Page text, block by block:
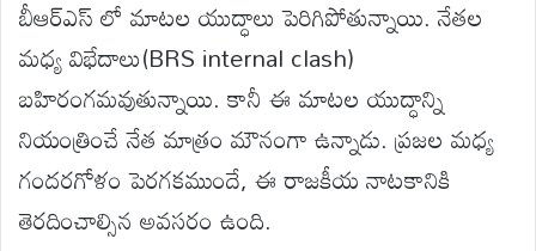
బీఆర్ఎస్ లో మాటల యుద్ధాలు పెరిగిపోతున్నాయి. నేతల
మధ్య విభేదాలు(BRS internal clash)
బహిరంగమవుతున్నాయి. కానీ ఈ మాటల యుద్ధాన్ని
నియంత్రించే నేత మాత్రం మౌనంగా ఉన్నాడు. ప్రజల మధ్య
గందరగోళం పెరగకముందే, ఈ రాజకీయ నాటకానికి
తెరదించాల్సిన అవసరం ఉంది.